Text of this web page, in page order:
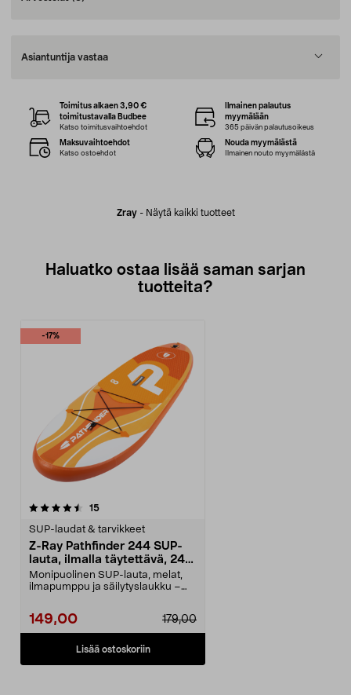
Asiantuntija vastaa
Zray- Näytä kaikki tuotteet
Toimitus alkaen 3,90 €
toimitustavalla Budbee
Katso toimitusvaihtoehdot
Ilmainen palautus
myymälään
365 päivän palautusoikeus
Maksuvaihtoehdot
Katso ostoehdot
Nouda myymälästä
Ilmainen nouto myymälästä
Haluatko ostaa lisää saman sarjan
tuotteita?
-17%
15arvostelut
SUP-laudat & tarvikkeet
Z-Ray Pathfinder 244 SUP-
lauta, ilmalla täytettävä, 244
cm
Monipuolinen SUP-lauta, melat,
ilmapumppu ja säilytyslaukku –
179,00
149,00
Lisää ostoskoriin